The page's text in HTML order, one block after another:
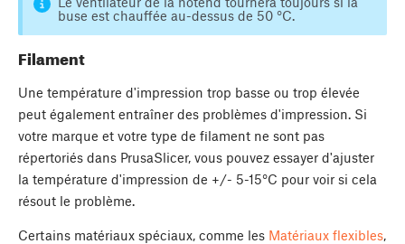
buse est chauffée au-dessus de 50 °C.
Filament
Une température d'impression trop basse ou trop élevée
peut également entraîner des problèmes d'impression. Si
votre marque et votre type de filament ne sont pas
répertoriés dans PrusaSlicer, vous pouvez essayer d'ajuster
la température d'impression de +/- 5-15°C pour voir si cela
résout le problème.
Certains matériaux spéciaux, comme les Matériaux flexibles,